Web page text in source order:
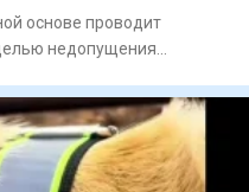
основе проводит
недопущения